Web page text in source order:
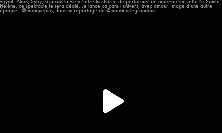
Hier, alors que j’étais à @osheaga, ma première...